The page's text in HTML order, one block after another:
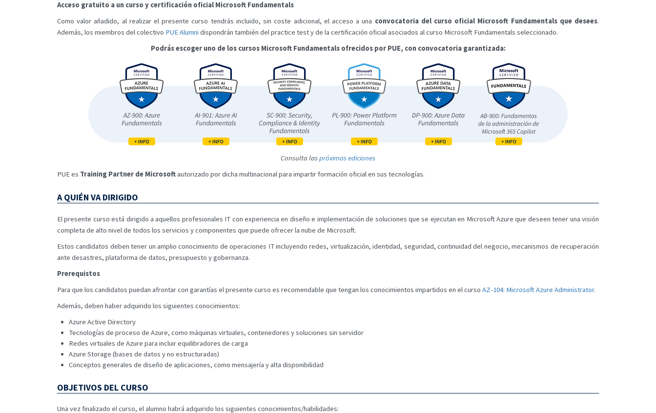
Acceso gratuito a un curso y certificación oficial Microsoft Fundamentals
Como valor añadido, al realizar el presente curso tendrás incluido, sin coste adicional, el acceso a una convocatoria del curso oficial Microsoft Fundamentals que desees.
Además, los miembros del colectivo PUE Alumni dispondrán también del practice test y de la certificación oficial asociados al curso Microsoft Fundamentals seleccionado.
Podrás escoger uno de los cursos Microsoft Fundamentals ofrecidos por PUE, con convocatoria garantizada:
Consulta laspróximas ediciones
PUE es Training Partner de Microsoftautorizado por dicha multinacional para impartir formación oficial en sus tecnologías.
A QUIÉN VA DIRIGIDO
El presente curso está dirigido a aquellos profesionales IT con experiencia en diseño e implementación de soluciones que se ejecutan en Microsoft Azure que deseen tener una visión
completa de alto nivel de todos los servicios y componentes que puede ofrecer la nube de Microsoft.
Estos candidatos deben tener un amplio conocimiento de operaciones IT incluyendo redes, virtualización, identidad, seguridad, continuidad del negocio, mecanismos de recuperación
ante desastres, plataforma de datos, presupuesto y gobernanza.
Prerequistos
Para que los candidatos puedan afrontar con garantías el presente curso es recomendable que tengan los conocimientos impartidos en el curso AZ-104: Microsoft Azure Administrator.
Además, deben haber adquirido los siguientes conocimientos:
Azure Active Directory
Tecnologías de proceso de Azure, como máquinas virtuales, contenedores y soluciones sin servidor
Redes virtuales de Azure para incluir equilibradores de carga
Azure Storage (bases de datos y no estructuradas)
Conceptos generales de diseño de aplicaciones, como mensajería y alta disponibilidad
OBJETIVOS DEL CURSO
Una vez finalizado el curso, el alumno habrá adquirido los siguientes conocimientos/habilidades: